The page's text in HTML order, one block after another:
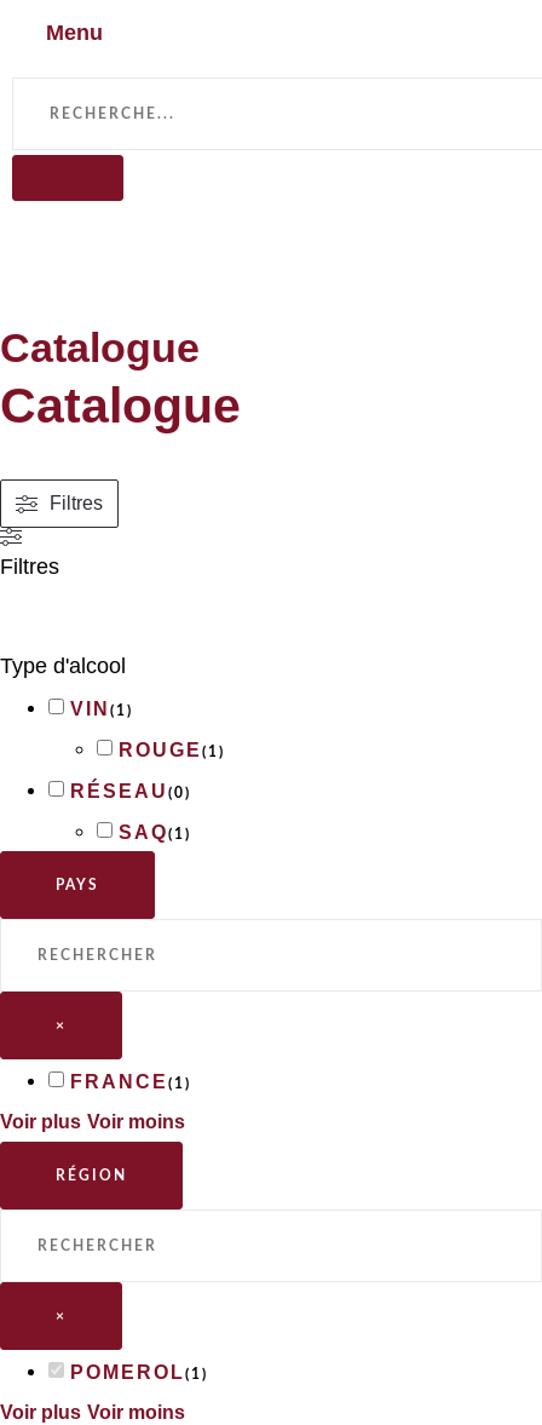
Menu
Catalogue
Catalogue
Filtres
Filtres
Type d'alcool
VIN ( 1 )
ROUGE ( 1 )
RÉSEAU (0)
SAQ( 1 )
PAYS
×
FRANCE ( 1 )
Voir plus Voir moins
RÉGION
×
POMEROL( 1 )
Voir plus Voir moins